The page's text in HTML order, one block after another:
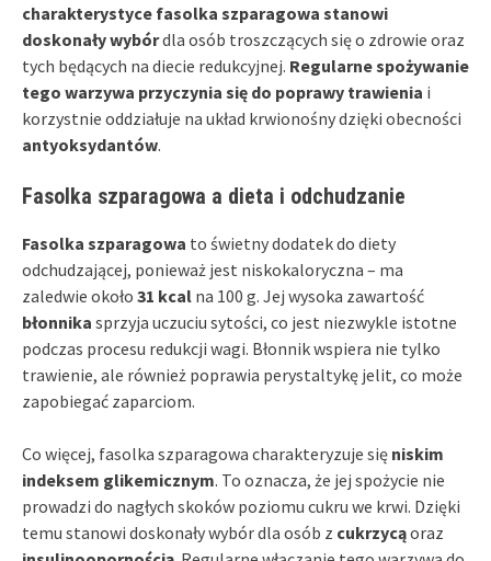
charakterystyce fasolka szparagowa stanowi
doskonały wybórdla osób troszczących się o zdrowie oraz
tych będących na diecie redukcyjnej. Regularne spożywanie
tego warzywa przyczynia się do poprawy trawienia i
korzystnie oddziałuje na układ krwionośny dzięki obecności
antyoksydantów.
Fasolka szparagowa a dieta i odchudzanie
Fasolka szparagowa to świetny dodatek do diety
odchudzającej, ponieważ jest niskokaloryczna – ma
zaledwie około 31 kcal na 100 g. Jej wysoka zawartość
błonnika sprzyja uczuciu sytości, co jest niezwykle istotne
podczas procesu redukcji wagi. Błonnik wspiera nie tylko
trawienie, ale również poprawia perystaltykę jelit, co może
zapobiegać zaparciom.
Co więcej, fasolka szparagowa charakteryzuje się niskim
indeksem glikemicznym. To oznacza, że jej spożycie nie
prowadzi do nagłych skoków poziomu cukru we krwi. Dzięki
temu stanowi doskonały wybór dla osób z cukrzycąoraz